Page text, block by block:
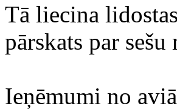
Tā liecina
pārskats par
Ieņēmumi no